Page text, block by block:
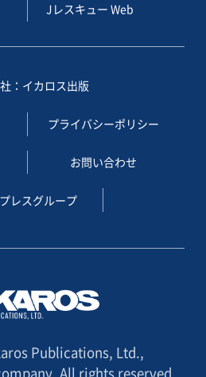
Jレスキュー Web
：イカロス出版
プライバシーポリシー
お問い合わせ
レスグループ
Publications, Ltd.,